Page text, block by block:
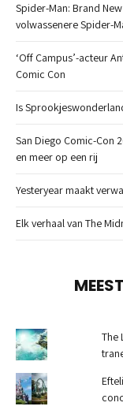
Spider-Man: Brand
volwassenere Spider-
‘Off Campus’-acteur
Comic Con
Is
San Diego Comic-Con
en meer op een rij
Yesteryear maakt
Elk verhaal van The
The